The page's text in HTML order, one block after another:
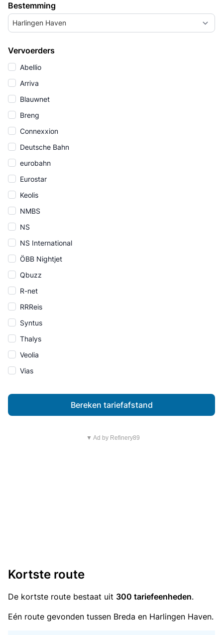
Bestemming
Harlingen Haven
Vervoerders
Abellio
Arriva
Blauwnet
Breng
Connexxion
Deutsche Bahn
eurobahn
Eurostar
Keolis
NMBS
NS
NS International
ÖBB Nightjet
Qbuzz
R-net
RRReis
Syntus
Thalys
Veolia
Vias
Bereken tariefafstand
▼ Ad by Refinery89
Kortste route
De kortste route bestaat uit 300 tariefeenheden.
Eén route gevonden tussen Breda en Harlingen Haven.